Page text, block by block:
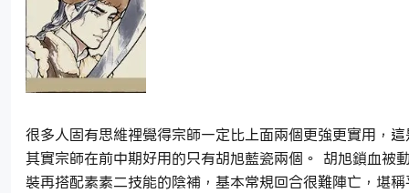
很多人固有思維裡覺得宗師一定比上面兩個更強更實用，
其實宗師在前中期好用的只有胡旭藍瓷兩個。 胡旭鎖血被
裝再搭配素素二技能的陰補，基本常規回合很難陣亡，堪